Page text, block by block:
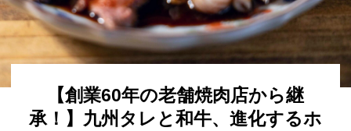
【創業60年の老舗焼肉店から継
承！】九州タレと和牛、進化するホ